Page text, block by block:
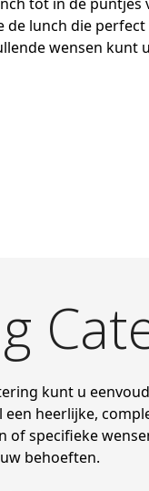
lunch die
wensen kunt
kunt u
een heerlijke,
specifieke
behoeften.